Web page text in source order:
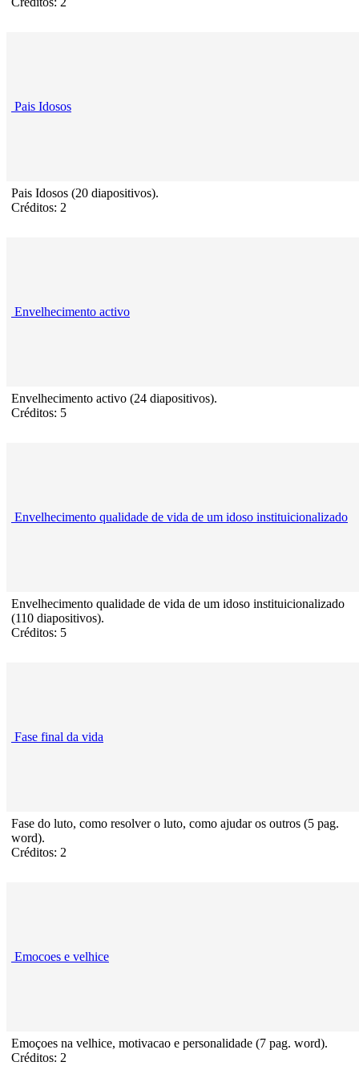
Pais Idosos
Pais Idosos (20 diapositivos).
Créditos: 2
Envelhecimento activo
Envelhecimento activo (24 diapositivos).
Créditos: 5
Envelhecimento qualidade de vida de um idoso instituicionalizado
Envelhecimento qualidade de vida de um idoso instituicionalizado
(110 diapositivos).
Créditos: 5
Fase final da vida
Fase do luto, como resolver o luto, como ajudar os outros (5 pag.
word).
Créditos: 2
Emocoes e velhice
Emoçoes na velhice, motivacao e personalidade (7 pag. word).
Créditos: 2